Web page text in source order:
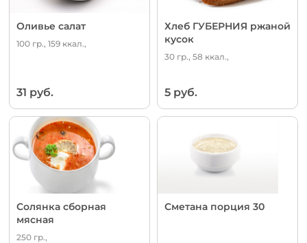
Оливье салат
100 гр., 159 ккал.,
31 руб.
Хлеб ГУБЕРНИЯ ржаной
кусок
30 гр., 58 ккал.,
5 руб.
Солянка сборная
мясная
250 гр.,
Сметана порция 30